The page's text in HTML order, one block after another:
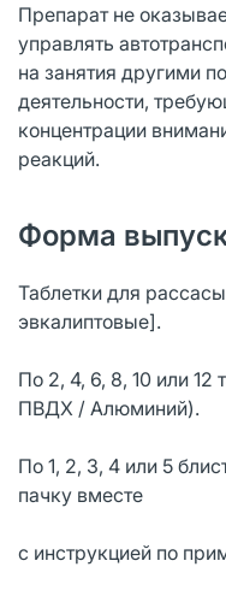
Препарат не
управлять
на занятия другими
деятельности,
концентрации
реакций.
Форма
Таблетки для
эвкалиптовые].
По 2, 4, 6, 8, 10 или 12
ПВДХ / Алюминий).
По 1, 2, 3, 4 или 5
пачку вместе
с инструкцией по